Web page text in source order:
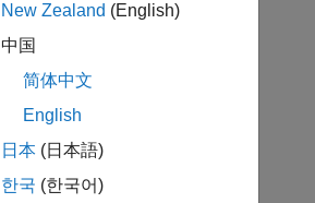
New Zealand (English)
中国
简体中文
English
日本 (日本語)
한국 (한국어)